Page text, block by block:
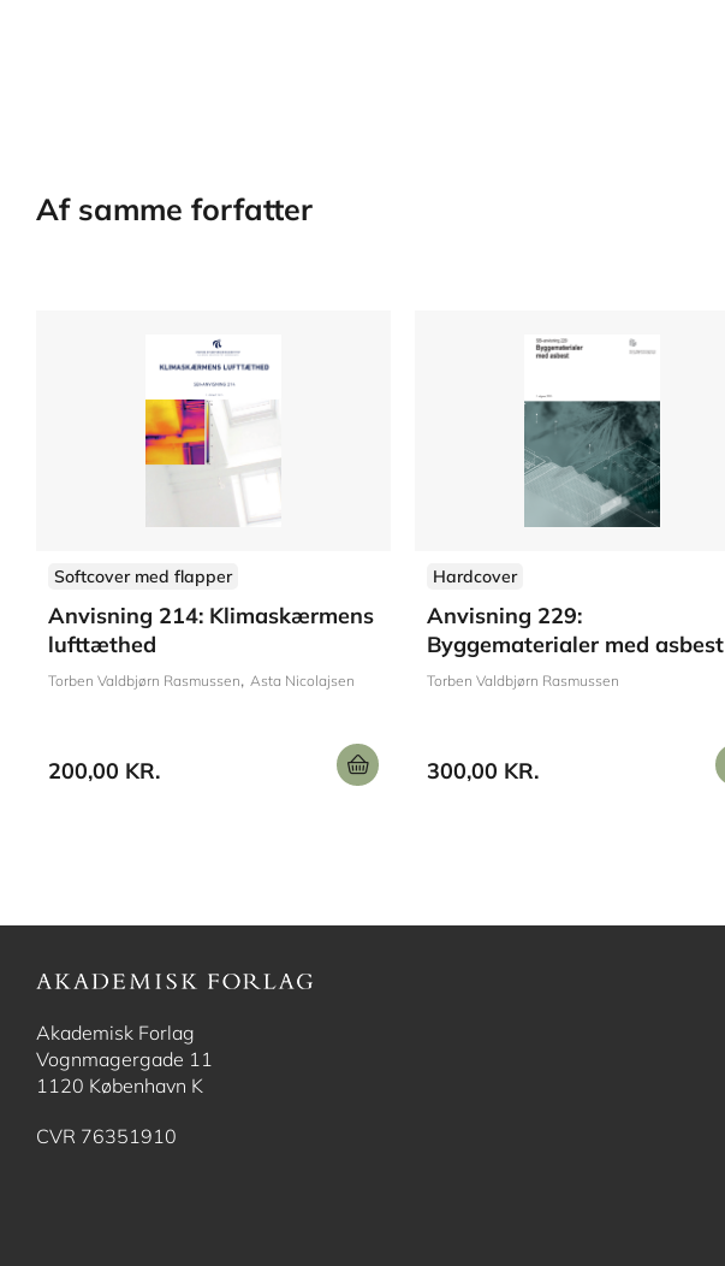
Af samme forfatter
Softcover med flapper
Anvisning 214: Klimaskærmens
lufttæthed
Torben Valdbjørn Rasmussen Asta Nicolajsen
200,00 KR.
Hardcover
Anvisning 229:
Byggematerialer med asbest
Torben Valdbjørn Rasmussen
300,00 KR.
Akademisk Forlag
Vognmagergade 11
1120 København K
CVR 76351910